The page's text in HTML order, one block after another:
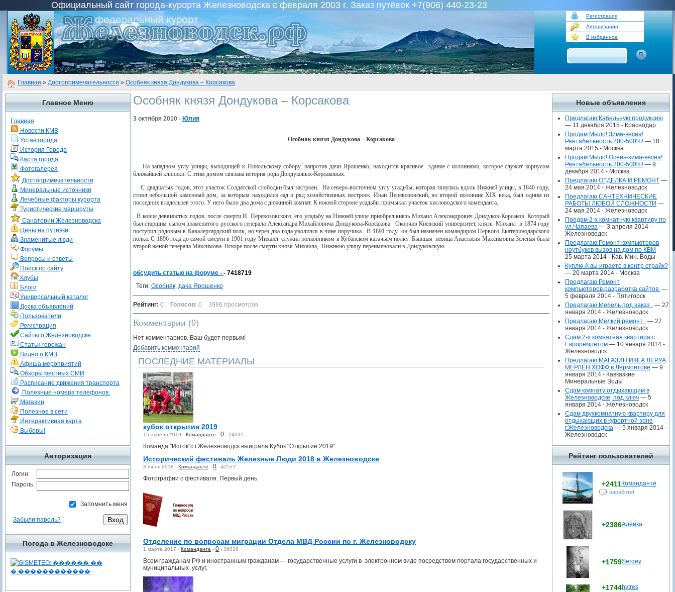
Официальный сайт города-курорта Железноводска с февраля 2003 г. Заказ путёвок +7(906) 440-23-23
Регистрация
Авторизация
В избранное
Главная » Достопримечательности » Особняк князя Дондукова – Корсакова
Главное Меню
Главная
Новости КМВ
Устав города
История Города
Карта города
Фотогалерея
Достопримечательности
Минеральные источники
Лечебные факторы курорта
Туристические маршруты
Санатории Железноводска
Цены на путевки
Знаменитые люди
Форумы
Вопросы и ответы
Поиск по сайту
Клубы
Блоги
Универсальный каталог
Доска объявлений
Пользователи
Регистрация
Сайты о Железноводске
Статьи горожан
Видео о КМВ
Афиша мероприятий
Обзоры местных СМИ
Расписание движения транспорта
Полезные номера телефонов.
Магазин
Полезное в сети
Интерактивная карта
Выборы!
Авторизация
Логин:
Пароль:
Запомнить меня
Забыли пароль?
Погода в Железноводске
Особняк князя Дондукова – Корсакова
3 октября 2010 - Юлия
Особняк князя Дондукова – Корсакова
На западном углу улицы, выходящей к Никольскому собору, напротив дачи Ярошенко, находится красивое
здание с колоннами, которое служит корпусом
ближайшей клиники. С этим домом связана история рода Дондуковых-Корсаковых.
С двадцатых годов, этот участок Солдатской слободки был застроен.
На северо-восточном углу усадьбы, которая тянулась вдоль Нижней улицы, в 1840 году,
стоял небольшой каменный дом, за которым находился сад и ряд хозяйственных построек. Иван Перевозовский, во второй половинеXIX века, был одним из
последних владельцев этого. У него было два дома с дюжиной комнат. К южной стороне усадьбы примыкал участок кисловодского коменданта.
В конце девяностых годов, после смерти И. Перевозовского, его усадьбу на Нижней улице приобрел князь Михаил Александрович Дондуков-Корсаков. Который
был старшим сыном знаменитого русского генерала Александра Михайловича Дондукова-Корсакова. Окончив Киевский университет, князь Михаил в 1874 году
поступил рядовым в Кавалергардский полк, но через два года уволился в чине поручика. В 1891 году он был назначен командиром Первого Екатеринодарского
полка. С 1896 года до самой смерти в 1901 году Михаил служил полковником в Кубанском казачьем полку. Бывшая певица Анастасия Максимовна Зеленая была
второй женой генерала Максимова. Вскоре после смерти князя Михаила, Нижнюю улицу переименовали в Дондуковскую.
обсудить статью на форуме - - 7418719
Теги: Особняк, дача Ярошенко
Рейтинг: 0 Голосов: 0 3986 просмотров
Комментарии (0)
Нет комментариев. Ваш будет первым!
Добавить комментарий
ПОСЛЕДНИЕ МАТЕРИАЛЫ
кубок открытия 2019
15 апреля 2019 - Команданте - 0 - 24031
Команда "Исток"с г.Железноводск выиграла Кубок "Открытие 2019"
Исторический фестиваль Железные Люди 2018 в Железноводске
3 июня 2018 - Команданте - 0 - 42577
Фотографии с фестиваля. Первый день
Отделение по вопросам миграции Отдела МВД России по г. Железноводску
1 марта 2017 - Команданте - 0 - 36038
Всем гражданам РФ и иностранным гражданам — государственные услуги в электронном виде посредством портала государственных и
муниципальных услуг.
Новые объявления
Предлагаю Кабельную продукцию
— 11 декабря 2015 - Краснодар
Продам Мыло! Зима-весна!
Рентабельность 200-500%! — 18
марта 2015 - Москва
Продам Мыло! Осень-зима-весна!
Рентабельность 200-500%! — 9
декабря 2014 - Москва
Предлагаю ОТДЕЛКА И РЕМОНТ —
24 мая 2014 - Железноводск
Предлагаю САНТЕХНИЧЕСКИЕ
РАБОТЫ ЛЮБОЙ СЛОЖНОСТИ —
24 мая 2014 - Железноводск
Продам 2-х комнатную квартиру по
ул.Чапаева — 3 апреля 2014 -
Железноводск
Предлагаю Ремонт компьютеров
ноутбуков вызов на дом по КВМ —
25 марта 2014 - Кав. Мин. Воды
Куплю А вы играете в контр страйк?
— 20 марта 2014 - Москва
Предлагаю Ремонт
компьютеров,разработка сайтов. —
5 февраля 2014 - Пятигорск
Предлагаю Мебель под заказ . — 27
января 2014 - Железноводск
Предлагаю Мелкий ремонт . — 27
января 2014 - Железноводск
Сдам 2-х комнатная квартира с
Евроремонтом — 10 января 2014 -
Железноводск
Предлагаю МАГАЗИН ИКЕА ЛЕРУА
МЕРЛЕН ХОФФ в Лермонтове — 9
января 2014 - Кавказкие
Минеральные Воды
Сдам комнату отдыхающим в
Железноводске, под ключ — 5
января 2014 - Железноводск
Сдам двухкомнатную квартиру для
отдыхающих в курортной зоне
г.Железноводска — 5 января 2014 -
Железноводск
Рейтинг пользователей
Команданте
+2411
наработе!
Алёнка
+2386
Sergey
+1759
hytres
+1744